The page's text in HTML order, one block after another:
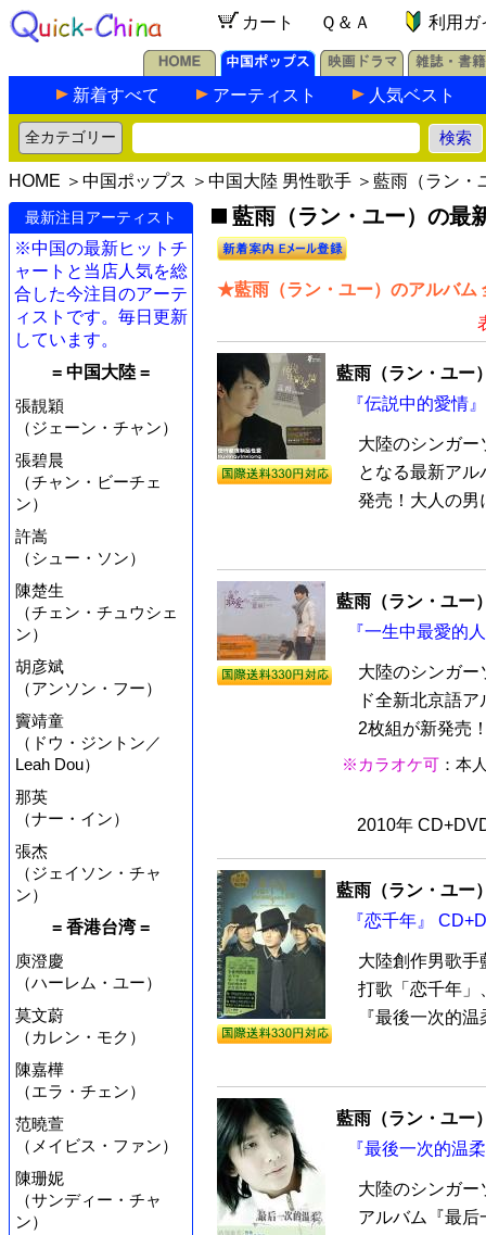
カート Ｑ＆Ａ 利用ガ
新着すべて アーティスト 人気ベスト
HOME ＞ 中国ポップス ＞ 中国大陸 男性歌手 ＞藍雨（ラン・
最新注目アーティスト
※中国の最新ヒットチ
ャートと当店人気を総
合した今注目のアーテ
ィストです。毎日更新
しています。
= 中国大陸 =
張靚穎
（ジェーン・チャン）
張碧晨
（チャン・ビーチェ
ン）
許嵩
（シュー・ソン）
陳楚生
（チェン・チュウシェ
ン）
胡彦斌
（アンソン・フー）
竇靖童
（ドウ・ジントン／
Leah Dou）
那英
（ナー・イン）
張杰
（ジェイソン・チャ
ン）
= 香港台湾 =
庾澄慶
（ハーレム・ユー）
莫文蔚
（カレン・モク）
陳嘉樺
（エラ・チェン）
范曉萱
（メイビス・ファン）
陳珊妮
（サンディー・チャ
ン）
藍雨（ラン・ユー）の最
★藍雨（ラン・ユー）のアルバム
藍雨（ラン・ユー
『伝説中的愛情
大陸のシンガー
となる最新ア
発売！大人の男
藍雨（ラン・ユー
『一生中最愛的
大陸のシンガー
ド全新北京語
2枚組が新発売
※カラオケ可 ：本
2010年
藍雨（ラン・ユー
『恋千年』
大陸創作男歌
打歌「恋千年」
『最後一次的
藍雨（ラン・ユー
『最後一次的温
大陸のシンガー
アルバム『最